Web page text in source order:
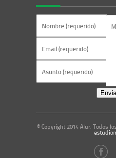
© Copyright 2014 Alur. Todos